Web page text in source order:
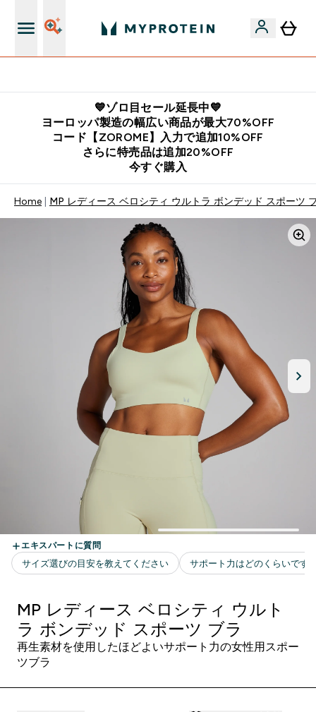
💙ゾロ目セール延長中💙
ヨーロッパ製造の幅広い商品が最大70%OFF
コード【ZOROME】入力で追加10%OFF
さらに特売品は追加20%OFF
今すぐ購入
Home MP レディース ベロシティ ウルトラ ボンデッド スポーツ
MP レディース ベロシティ ウルト
ラ ボンデッド スポーツ ブラ
再生素材を使用したほどよいサポート力の女性用スポー
ツブラ